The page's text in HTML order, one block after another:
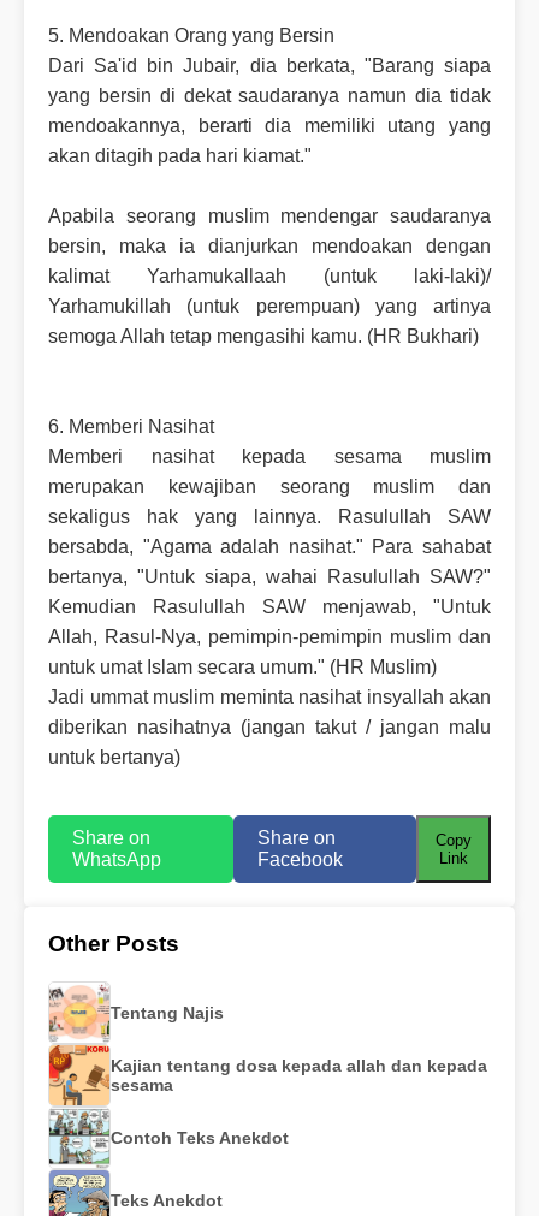
5. Mendoakan Orang yang Bersin
Dari Sa'id bin Jubair, dia berkata, "Barang siapa
yang bersin di dekat saudaranya namun dia tidak
mendoakannya, berarti dia memiliki utang yang
akan ditagih pada hari kiamat."
Apabila seorang muslim mendengar saudaranya
bersin, maka ia dianjurkan mendoakan dengan
kalimat Yarhamukallaah (untuk laki-laki)/
Yarhamukillah (untuk perempuan) yang artinya
semoga Allah tetap mengasihi kamu. (HR Bukhari)
6. Memberi Nasihat
Memberi nasihat kepada sesama muslim
merupakan kewajiban seorang muslim dan
sekaligus hak yang lainnya. Rasulullah SAW
bersabda, "Agama adalah nasihat." Para sahabat
bertanya, "Untuk siapa, wahai Rasulullah SAW?"
Kemudian Rasulullah SAW menjawab, "Untuk
Allah, Rasul-Nya, pemimpin-pemimpin muslim dan
untuk umat Islam secara umum." (HR Muslim)
Jadi ummat muslim meminta nasihat insyallah akan
diberikan nasihatnya (jangan takut / jangan malu
untuk bertanya)
Share on
WhatsApp
Share on
Facebook
Copy
Link
Other Posts
Tentang Najis
Kajian tentang dosa kepada allah dan kepada
sesama
Contoh Teks Anekdot
Teks Anekdot